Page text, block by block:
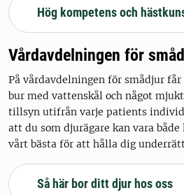
Hög kompetens och
Vårdavdelningen för
På vårdavdelningen för smådjur
bur med vattenskål och något
tillsyn utifrån varje patients
att du som djurägare kan vara både
vårt bästa för att hålla dig
Så här bor ditt djur hos oss